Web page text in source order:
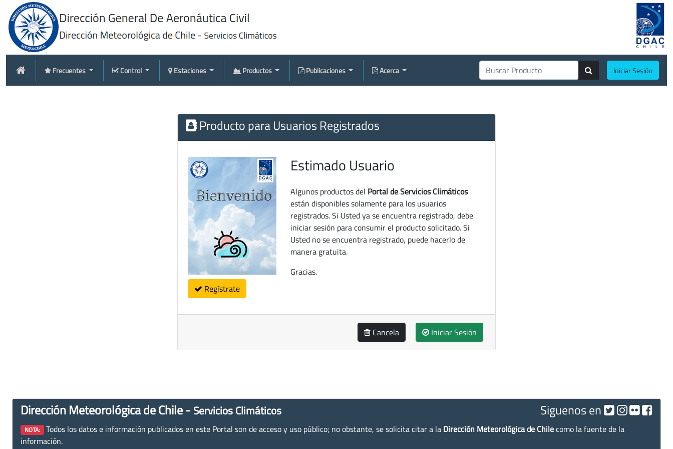
Frecuentes Control Estaciones Productos Publicaciones Acerca Iniciar Sesión
Producto para Usuarios Registrados
Regístrate
Estimado Usuario
Algunos productos del Portal de Servicios Climáticos
están disponibles solamente para los usuarios
registrados. Si Usted ya se encuentra registrado, debe
iniciar sesión para consumir el producto solicitado. Si
Usted no se encuentra registrado, puede hacerlo de
manera gratuita.
Gracias.
Cancela Iniciar Sesión
Dirección Meteorológica de Chile - Servicios Climáticos Siguenos en
NOTA: Todos los datos e información publicados en este Portal son de acceso y uso público; no obstante, se solicita citar a la Dirección Meteorológica de Chilecomo la fuente de la
información.